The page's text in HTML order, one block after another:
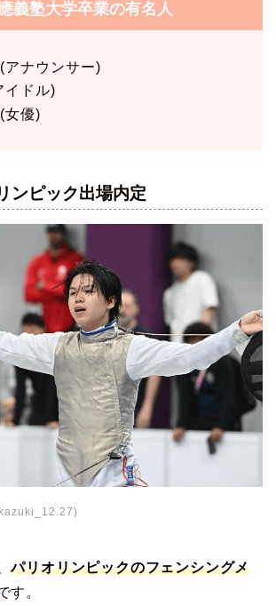
義塾大学卒業の有名人
アナウンサー)
イドル)
女優)
ンピック出場内定
パリオリンピックのフェンシングメ
す。